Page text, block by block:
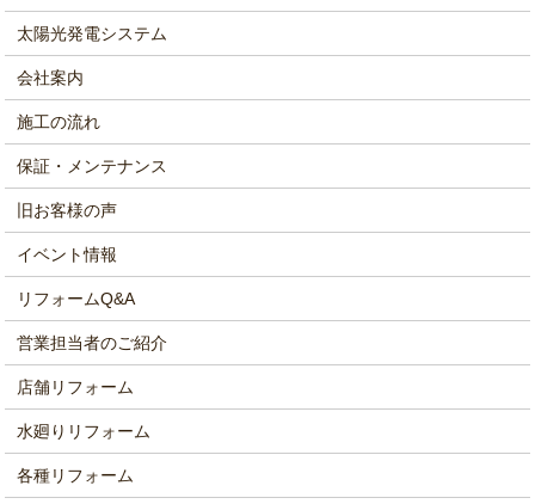
太陽光発電システム
会社案内
施工の流れ
保証・メンテナンス
旧お客様の声
イベント情報
リフォームQ&A
営業担当者のご紹介
店舗リフォーム
水廻りリフォーム
各種リフォーム